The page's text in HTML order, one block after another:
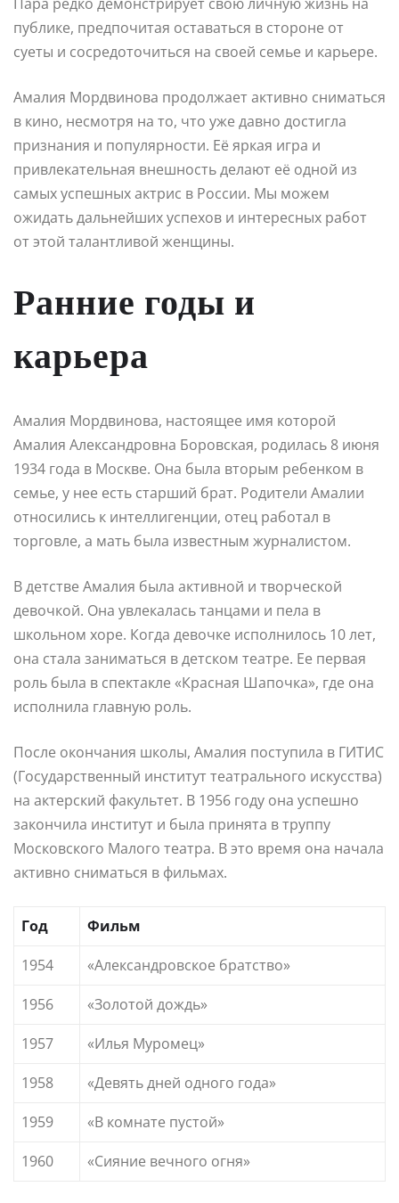
публике, предпочитая оставаться в стороне от
суеты и сосредоточиться на своей семье и карьере.
Амалия Мордвинова продолжает активно сниматься
в кино, несмотря на то, что уже давно достигла
признания и популярности. Её яркая игра и
привлекательная внешность делают её одной из
самых успешных актрис в России. Мы можем
ожидать дальнейших успехов и интересных работ
от этой талантливой женщины.
Ранние годы и
карьера
Амалия Мордвинова, настоящее имя которой
Амалия Александровна Боровская, родилась 8 июня
1934 года в Москве. Она была вторым ребенком в
семье, у нее есть старший брат. Родители Амалии
относились к интеллигенции, отец работал в
торговле, а мать была известным журналистом.
В детстве Амалия была активной и творческой
девочкой. Она увлекалась танцами и пела в
школьном хоре. Когда девочке исполнилось 10 лет,
она стала заниматься в детском театре. Ее первая
роль была в спектакле «Красная Шапочка», где она
исполнила главную роль.
После окончания школы, Амалия поступила в ГИТИС
(Государственный институт театрального искусства)
на актерский факультет. В 1956 году она успешно
закончила институт и была принята в труппу
Московского Малого театра. В это время она начала
активно сниматься в фильмах.
Год
Фильм
1954
«Александровское братство»
1956
«Золотой дождь»
1957
«Илья Муромец»
1958
«Девять дней одного года»
1959
«В комнате пустой»
1960
«Сияние вечного огня»